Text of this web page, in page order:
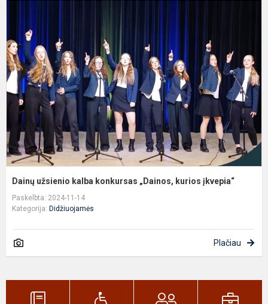
Dainų užsienio kalba konkursas „Dainos, kurios įkvepia“
Paskelbta: 2024-11-14
Kategorija: Didžiuojamės
Plačiau